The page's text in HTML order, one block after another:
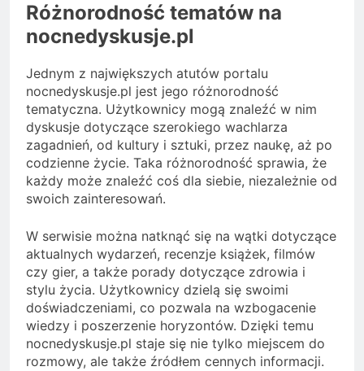
Różnorodność tematów na
nocnedyskusje.pl
Jednym z największych atutów portalu
nocnedyskusje.pl jest jego różnorodność
tematyczna. Użytkownicy mogą znaleźć w nim
dyskusje dotyczące szerokiego wachlarza
zagadnień, od kultury i sztuki, przez naukę, aż po
codzienne życie. Taka różnorodność sprawia, że
każdy może znaleźć coś dla siebie, niezależnie od
swoich zainteresowań.
W serwisie można natknąć się na wątki dotyczące
aktualnych wydarzeń, recenzje książek, filmów
czy gier, a także porady dotyczące zdrowia i
stylu życia. Użytkownicy dzielą się swoimi
doświadczeniami, co pozwala na wzbogacenie
wiedzy i poszerzenie horyzontów. Dzięki temu
nocnedyskusje.pl staje się nie tylko miejscem do
rozmowy, ale także źródłem cennych informacji.